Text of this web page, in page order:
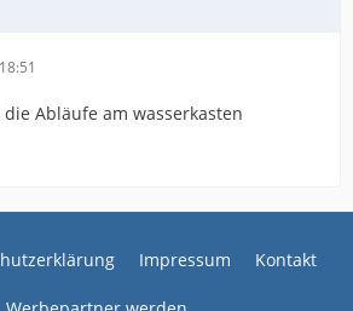
Abläufe am wasserkasten
Impressum Kontakt